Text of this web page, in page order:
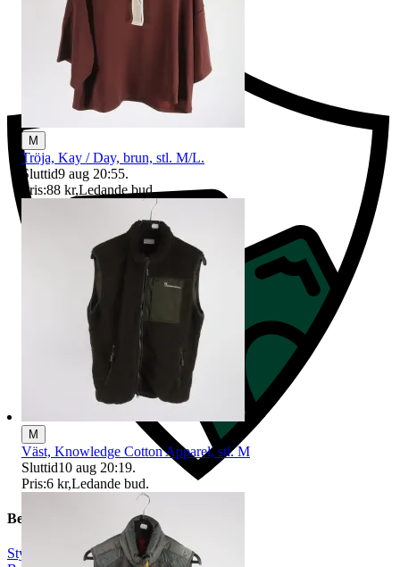
Ersättning om du inte får din vara
Beskrivning
Stylein
M
Tröja, Kay / Day, brun, stl. M/L.
Sluttid9 aug 20:55.
Pris:88 kr,Ledande bud.
M
Väst, Knowledge Cotton Apparel, stl. M
Sluttid10 aug 20:19.
Pris:6 kr,Ledande bud.